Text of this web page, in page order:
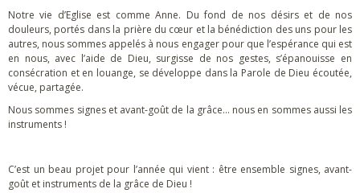
Notre vie d’Eglise est comme Anne. Du fond de nos désirs et de nos
douleurs, portés dans la prière du cœur et la bénédiction des uns pour les
autres, nous sommes appelés à nous engager pour que l’espérance qui est
en nous, avec l’aide de Dieu, surgisse de nos gestes, s’épanouisse en
consécration et en louange, se développe dans la Parole de Dieu écoutée,
vécue, partagée.
Nous sommes signes et avant-goût de la grâce… nous en sommes aussi les
instruments !
C’est un beau projet pour l’année qui vient : être ensemble signes, avant-
goût et instruments de la grâce de Dieu !